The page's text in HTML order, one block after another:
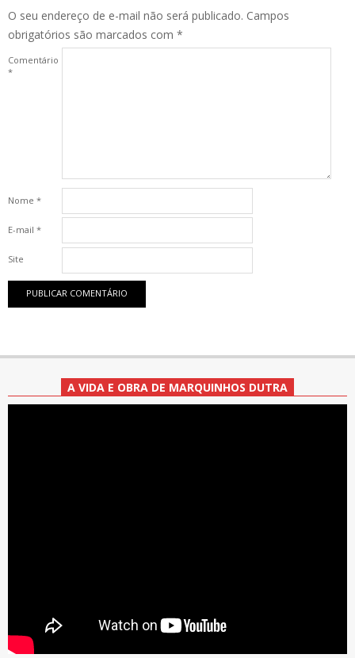
O seu endereço de e-mail não será publicado. Campos
obrigatórios são marcados com *
Comentário
*
Nome *
E-mail *
Site
A VIDA E OBRA DE MARQUINHOS DUTRA